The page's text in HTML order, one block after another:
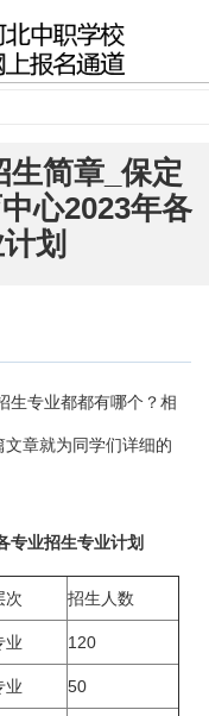
生简章_保定
心2023年各
划
生专业都都有哪个？相
章就为同学们详细的
专业招生专业计划
次 招生人数
业 120
业 50